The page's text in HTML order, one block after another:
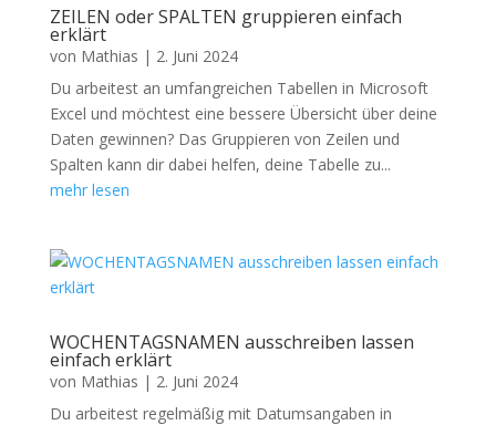
ZEILEN oder SPALTEN gruppieren einfach
erklärt
von Mathias | 2. Juni 2024
Du arbeitest an umfangreichen Tabellen in Microsoft
Excel und möchtest eine bessere Übersicht über deine
Daten gewinnen? Das Gruppieren von Zeilen und
Spalten kann dir dabei helfen, deine Tabelle zu...
mehr lesen
WOCHENTAGSNAMEN ausschreiben lassen
einfach erklärt
von Mathias | 2. Juni 2024
Du arbeitest regelmäßig mit Datumsangaben in